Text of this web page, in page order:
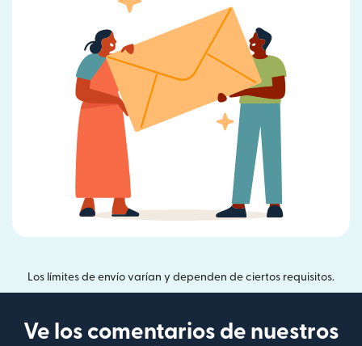
Los límites de envío varían y dependen de ciertos requisitos.
Ve los comentarios de nuestros